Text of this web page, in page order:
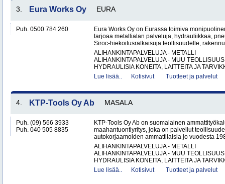
3. Eura Works Oy EURA
Puh. 0500 784 260
Eura Works Oy on Eurassa toimiva
tarjoaa metallialan palveluja, hydrauliikkaa,
Siroc-hiekoitusratkaisuja teollisuudelle,
ALIHANKINTAPALVELUJA - METALLI
ALIHANKINTAPALVELUJA - MUU TEOLLISUUS
HYDRAULISIA KONEITA, LAITTEITA JA
Lue lisää..
Kotisivut Tuotteet ja palvelut
4. KTP-Tools Oy Ab MASALA
Puh. (09) 566 3933
Puh. 040 505 8835
KTP-Tools Oy Ab on suomalainen
maahantuontiyritys, joka on palvellut
autokorjaamoiden ammattilaisia jo vuodesta
ALIHANKINTAPALVELUJA - METALLI
ALIHANKINTAPALVELUJA - MUU TEOLLISUUS
HYDRAULISIA KONEITA, LAITTEITA JA
Lue lisää..
Kotisivut Tuotteet ja palvelut